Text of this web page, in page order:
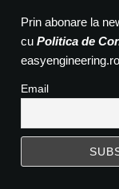
Prin abonare la
cu Politica de
Email